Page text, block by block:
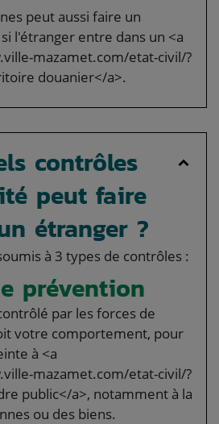
peut aussi faire un
l'étranger entre dans un <a
mazamet.com/etat-civil/?
douanier</a>.
contrôles
peut faire
étranger ?
à 3 types de contrôles :
prévention
par les forces de
votre comportement, pour
à <a
mazamet.com/etat-civil/?
public</a>, notamment à la
ou des biens.